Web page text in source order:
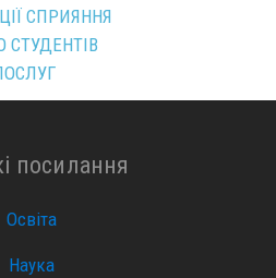
СПРИЯННЯ
посилання
Освіта
Наука